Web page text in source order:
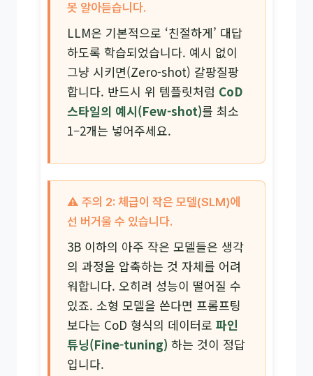
못 알아듣습니다.
LLM은 기본적으로 ‘친절하게’ 대답
하도록 학습되었습니다. 예시 없이
그냥 시키면(Zero-shot) 갈팡질팡
합니다. 반드시 위 템플릿처럼 CoD
스타일의 예시(Few-shot)를 최소
1–2개는 넣어주세요.
⚠️ 주의 2: 체급이 작은 모델(SLM)에
선 버거울 수 있습니다.
3B 이하의 아주 작은 모델들은 생각
의 과정을 압축하는 것 자체를 어려
워합니다. 오히려 성능이 떨어질 수
있죠. 소형 모델을 쓴다면 프롬프팅
보다는 CoD 형식의 데이터로 파인
튜닝(Fine-tuning) 하는 것이 정답
입니다.